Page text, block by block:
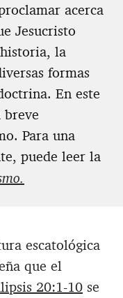
acerca
Jesucristo
la
formas
En este
breve
Para una
puede leer la
escatológica
que el
20:1-10 se